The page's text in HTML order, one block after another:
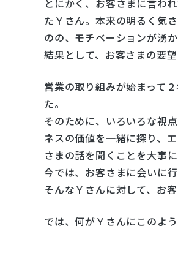
とにかく、お客さまに言わ
たＹさん。本来の明るく気
のの、モチベーションが湧
結果として、お客さまの要
営業の取り組みが始まって
た。
そのために、いろいろな視
ネスの価値を一緒に探り、
さまの話を聞くことを大事
今では、お客さまに会いに
そんなＹさんに対して、お
では、何がＹさんにこのよ